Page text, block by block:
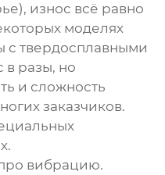
износ всё равно
моделях
с твердосплавными
в разы, но
и сложность
заказчиков.
вибрацию.